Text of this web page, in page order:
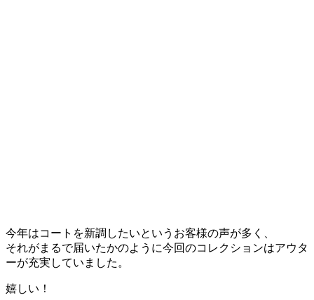
今年はコートを新調したいというお客様の声が多く、
それがまるで届いたかのように今回のコレクションはアウタ
ーが充実していました。
嬉しい！